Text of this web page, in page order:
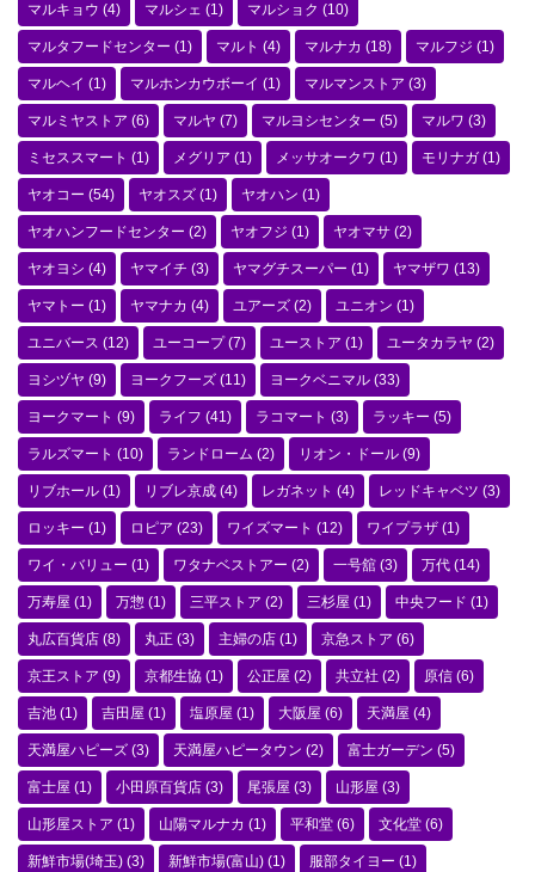
マルキョウ (4) マルシェ (1) マルショク (10)
マルタフードセンター (1) マルト (4) マルナカ (18) マルフジ (1)
マルヘイ (1) マルホンカウボーイ (1) マルマンストア (3)
マルミヤストア (6) マルヤ (7) マルヨシセンター (5) マルワ (3)
ミセススマート (1) メグリア (1) メッサオークワ (1) モリナガ (1)
ヤオコー (54) ヤオスズ (1) ヤオハン (1)
ヤオハンフードセンター (2) ヤオフジ (1) ヤオマサ (2)
ヤオヨシ (4) ヤマイチ (3) ヤマグチスーパー (1) ヤマザワ (13)
ヤマトー (1) ヤマナカ (4) ユアーズ (2) ユニオン (1)
ユニバース (12) ユーコープ(7) ユーストア (1) ユータカラヤ (2)
ヨシヅヤ (9) ヨークフーズ (11) ヨークベニマル (33)
ヨークマート (9) ライフ (41) ラコマート (3) ラッキー (5)
ラルズマート (10) ランドローム (2) リオン・ドール (9)
リブホール (1) リブレ京成 (4) レガネット (4) レッドキャベツ (3)
ロッキー (1) ロピア (23) ワイズマート (12) ワイプラザ (1)
ワイ・バリュー (1) ワタナベストアー (2) 一号舘 (3) 万代 (14)
万寿屋 (1) 万惣 (1) 三平ストア (2) 三杉屋 (1) 中央フード (1)
丸広百貨店 (8) 丸正 (3) 主婦の店 (1) 京急ストア (6)
京王ストア (9) 京都生協 (1) 公正屋 (2) 共立社 (2) 原信 (6)
吉池 (1) 吉田屋 (1) 塩原屋 (1) 大阪屋 (6) 天満屋 (4)
天満屋ハピーズ (3) 天満屋ハピータウン (2) 富士ガーデン (5)
富士屋 (1) 小田原百貨店 (3) 尾張屋 (3) 山形屋 (3)
山形屋ストア (1) 山陽マルナカ (1) 平和堂 (6) 文化堂 (6)
新鮮市場(埼玉) (3) 新鮮市場(富山) (1) 服部タイヨー (1)